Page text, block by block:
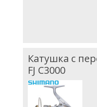
Катушка с
FJ C3000